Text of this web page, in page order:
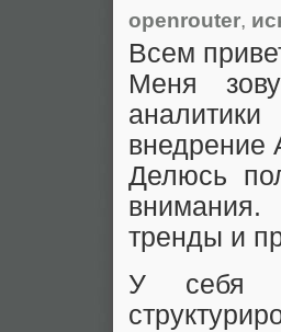
openrouter,
Всем
Меня
внедрение
Делюсь
тренды и
У